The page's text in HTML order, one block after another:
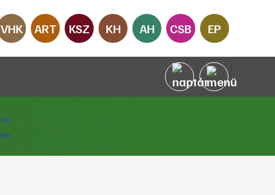
VHK ART KSZ KH AH CSB EP